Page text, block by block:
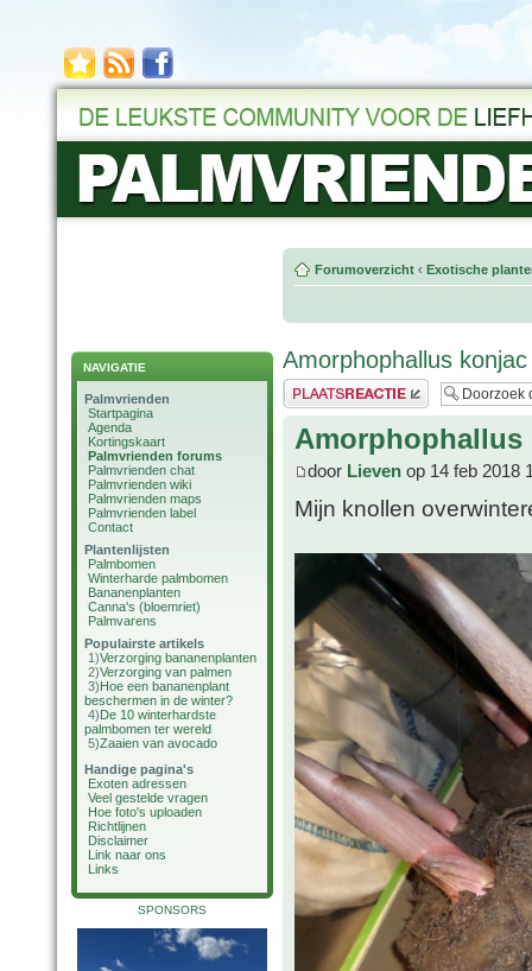
NAVIGATIE
Palmvrienden
Startpagina
Agenda
Kortingskaart
Palmvrienden forums
Palmvrienden chat
Palmvrienden wiki
Palmvrienden maps
Palmvrienden label
Contact
Plantenlijsten
Palmbomen
Winterharde palmbomen
Bananenplanten
Canna's (bloemriet)
Palmvarens
Populairste artikels
1)Verzorging bananenplanten
2)Verzorging van palmen
3)Hoe een bananenplant
beschermen in de winter?
4)De 10 winterhardste
palmbomen ter wereld
5)Zaaien van avocado
Handige pagina's
Exoten adressen
Veel gestelde vragen
Hoe foto's uploaden
Richtlijnen
Disclaimer
Link naar ons
Links
SPONSORS
Forumoverzicht ‹ Exotische
Amorphophallus konjac
Plaats een reactie
Amorphophallus
door Lieven op 14 feb 2018
Mijn knollen